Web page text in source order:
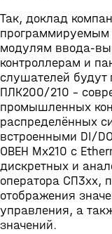
Так, доклад
программируемым
модулям ввода-
контроллерам и
слушателей будут
ПЛК200/210 –
промышленных
распределённых
встроенными DI/
ОВЕН Мх210 с
дискретных и
оператора СП3хх,
отображения
управления, а
значений.